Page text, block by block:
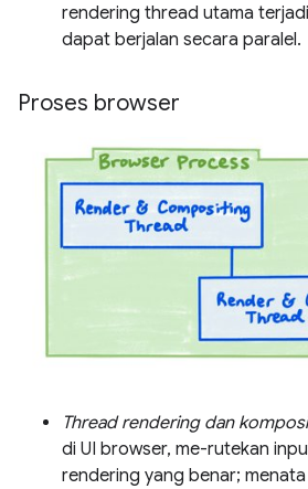
rendering thread utama
dapat berjalan secara paralel.
Proses browser
Thread rendering dan
di UI browser, me-rutekan
rendering yang benar; menata